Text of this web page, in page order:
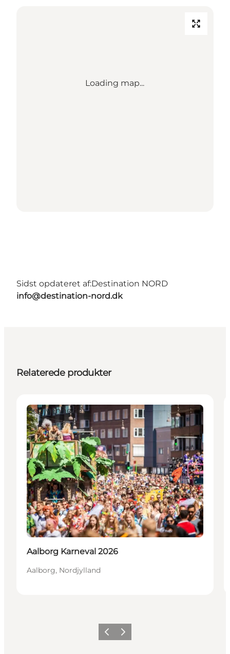
Loading map...
Sidst opdateret af:Destination NORD
info@destination-nord.dk
Relaterede produkter
Begivenheder
Aalborg Karneval 2026
Aalborg, Nordjylland
ForrigeNæste